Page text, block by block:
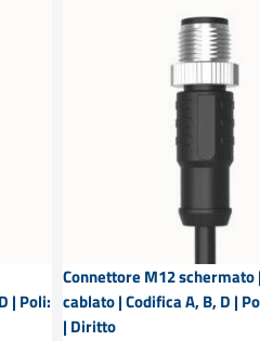
| Poli:
Connettore M12 schermato
cablato | Codifica A, B, D |
| Diritto